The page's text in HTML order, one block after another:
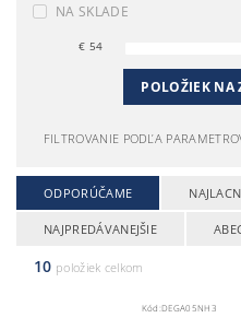
NA SKLADE
€ 54
POLOŽIEK NA
FILTROVANIE PODĽA
ODPORÚČAME
NAJPREDÁVANEJŠIE
10 položiek celkom
Kód:DEGA05NH3